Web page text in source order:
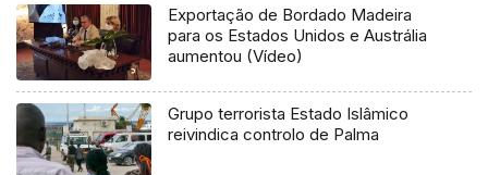
Exportação de Bordado Madeira
para os Estados Unidos e Austrália
aumentou (Vídeo)
Grupo terrorista Estado Islâmico
reivindica controlo de Palma